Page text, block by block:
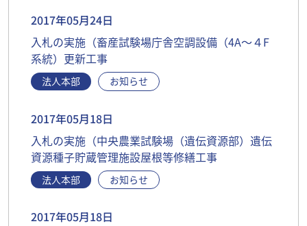
2017年05月24日
入札の実施（畜産試験場庁舎空調設備（4A～４F
系統）更新工事
法人本部 お知らせ
2017年05月18日
入札の実施（中央農業試験場（遺伝資源部）遺伝
資源種子貯蔵管理施設屋根等修繕工事
法人本部 お知らせ
2017年05月18日